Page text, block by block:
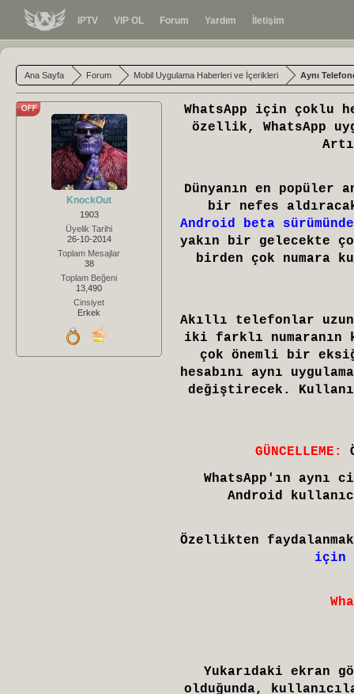
IPTV VIP OL Forum Yardım İletişim
Ana Sayfa Forum Mobil Uygulama Haberleri ve İçerikleri Aynı
KnockOut
1903
Üyelik Tarihi
26-10-2014
Toplam Mesajlar
38
Toplam Beğeni
13,490
Cinsiyet
Erkek
WhatsApp için çoklu
özellik, WhatsApp
Dünyanın en popüler
bir nefes
Android beta
yakın bir gelecekte
birden çok numara
Akıllı telefonlar
iki farklı numaranın
çok önemli bir
hesabını aynı
değiştirecek.
GÜNCELLEME:
WhatsApp'ın aynı
Android
Özellikten
için
Yukarıdaki ekran
olduğunda,